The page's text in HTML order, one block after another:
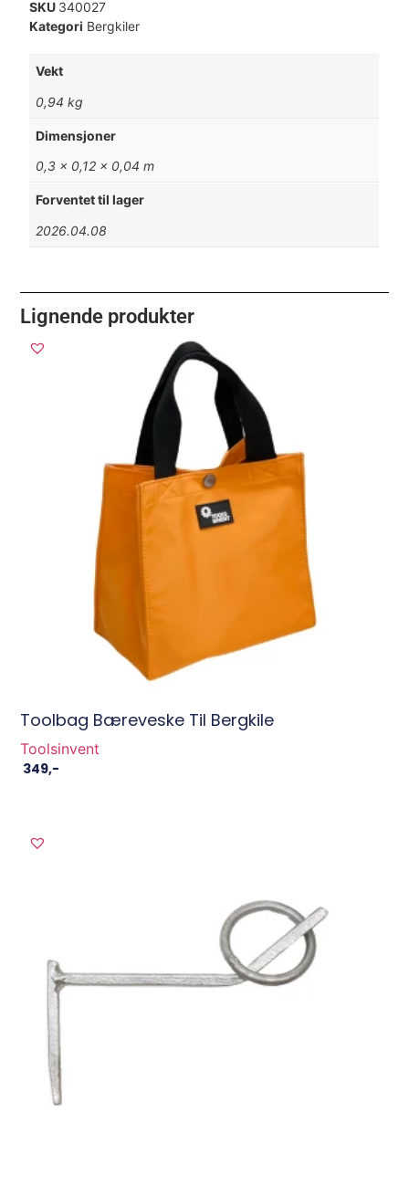
SKU 340027
Kategori Bergkiler
Vekt
0,94 kg
Dimensjoner
0,3 × 0,12 × 0,04 m
Forventet til lager
2026.04.08
Lignende produkter
Toolbag Bæreveske Til Bergkile
Toolsinvent
349,-